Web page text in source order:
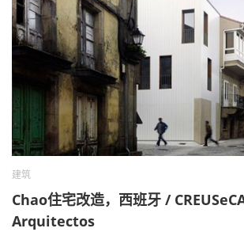
建筑
Chao住宅改造，西班牙 /
Arquitectos